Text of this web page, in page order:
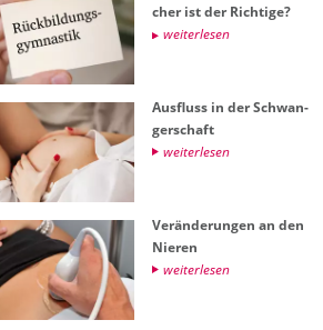
cher ist der Rich­ti­ge?
wei­ter­le­sen
Aus­fluss in der Schwan­
ger­schaft
wei­ter­le­sen
Ver­än­de­run­gen an den
Nie­ren
wei­ter­le­sen